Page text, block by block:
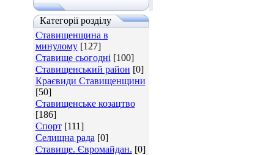
Категорії розділу
Ставищенщина в
минулому [127]
Ставище сьогодні [100]
Ставищенський район [0]
Краєвиди Ставищенщини
[50]
Ставищенське козацтво
[186]
Спорт [111]
Селищна рада [0]
Ставище. Євромайдан. [0]